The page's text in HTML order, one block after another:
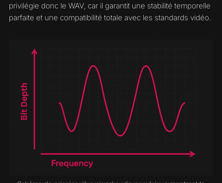
privilégie donc le WAV, car il garantit une stabilité temporelle
parfaite et une compatibilité totale avec les standards vidéo.